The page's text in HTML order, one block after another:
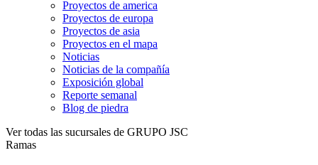
Proyectos de america
Proyectos de europa
Proyectos de asia
Proyectos en el mapa
Noticias
Noticias de la compañía
Exposición global
Reporte semanal
Blog de piedra
Ver todas las sucursales de GRUPO JSC
Ramas